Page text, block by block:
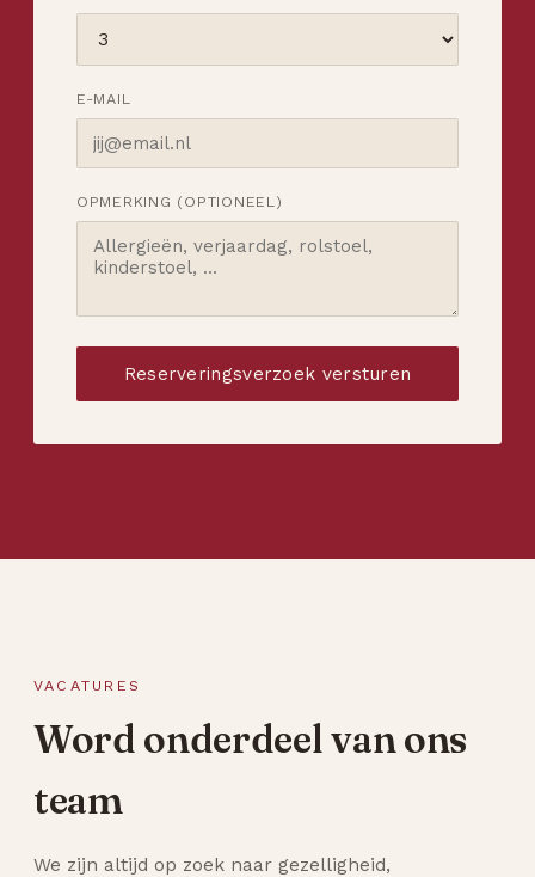
E-MAIL
OPMERKING (OPTIONEEL)
Reserveringsverzoek versturen
VACATURES
Word onderdeel van ons
team
We zijn altijd op zoek naar gezelligheid,